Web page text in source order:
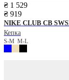
₴ 1 529
₴ 919
NIKE CLUB CB
Кепка
S-M M-L